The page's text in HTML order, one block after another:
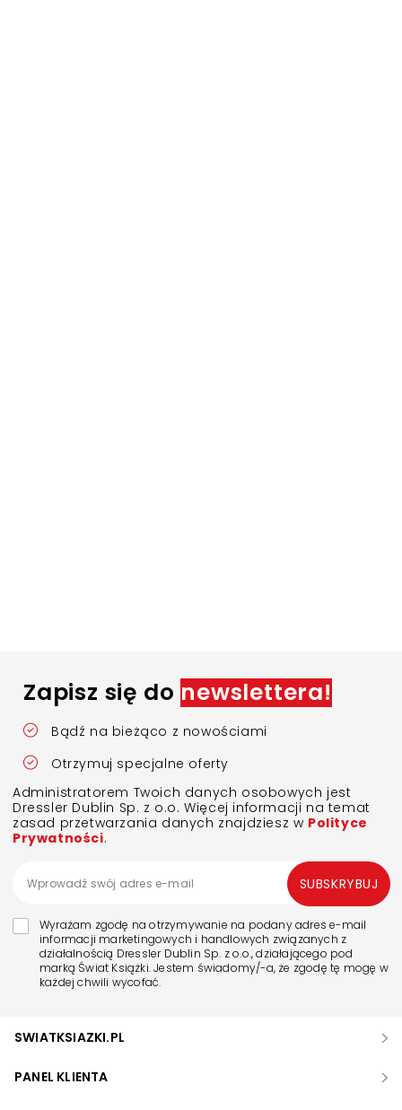
Zapisz się do newslettera!
Bądź na bieżąco z nowościami
Otrzymuj specjalne oferty
Administratorem Twoich danych osobowych jest
Dressler Dublin Sp. z o.o. Więcej informacji na temat
zasad przetwarzania danych znajdziesz w Polityce
Prywatności.
Wyrażam zgodę na otrzymywanie na podany adres e-mail
informacji marketingowych i handlowych związanych z
działalnością Dressler Dublin Sp. z o.o., działającego pod
marką Świat Książki. Jestem świadomy/-a, że zgodę tę mogę w
każdej chwili wycofać.
SUBSKRYBUJ
SWIATKSIAZKI.PL
PANEL KLIENTA